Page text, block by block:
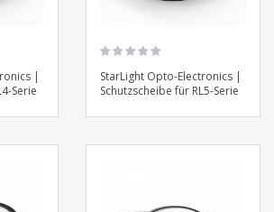
|
Serie
StarLight Opto-Electronics |
Schutzscheibe für RL5-Serie